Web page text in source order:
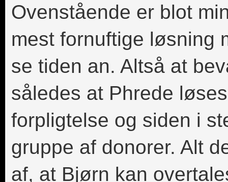
Ovenstående er blot
mest fornuftige
se tiden an. Altså at
således at Phrede
forpligtelse og siden i
gruppe af donorer. Alt
af, at Bjørn kan